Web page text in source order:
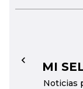
MI
Noticias
←